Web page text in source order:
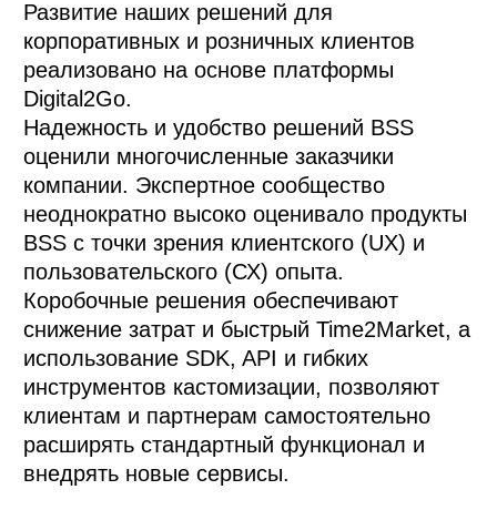
Развитие наших решений для
корпоративных и розничных клиентов
реализовано на основе платформы
Digital2Go.
Надежность и удобство решений BSS
оценили многочисленные заказчики
компании. Экспертное сообщество
неоднократно высоко оценивало продукты
BSS с точки зрения клиентского (UX) и
пользовательского (СХ) опыта.
Коробочные решения обеспечивают
снижение затрат и быстрый Time2Market, а
использование SDK, API и гибких
инструментов кастомизации, позволяют
клиентам и партнерам самостоятельно
расширять стандартный функционал и